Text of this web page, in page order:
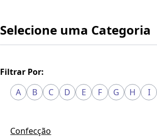
Selecione uma Categoria
Filtrar Por:
A
B C D E F G H I
Confecção